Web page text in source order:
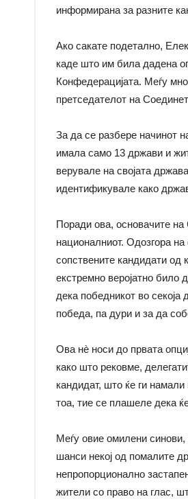
информирана за разните
Ако сакате подетално,
каде што им била дадена
Конфедерацијата. Меѓу
претседателот на
За да се разбере начинот
имала само 13 држави и
верувале на својата
идентификувале како
Поради ова, основачите на
националниот. Одозгора на
сопствените кандидати од
екстремно веројатно било
дека победникот во секоја
победа, па дури и за да
Ова нè носи до првата
како што рековме,
кандидат, што ќе ги
тоа, тие се плашеле дека
Меѓу овие омилени
шанси некој од помалите
непропорционално
жители со право на глас,